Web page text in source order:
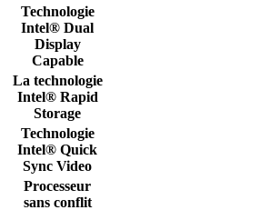
Technologie
Intel® Dual
Display
Capable
La technologie
Intel® Rapid
Storage
Technologie
Intel® Quick
Sync Video
Processeur
sans conflit